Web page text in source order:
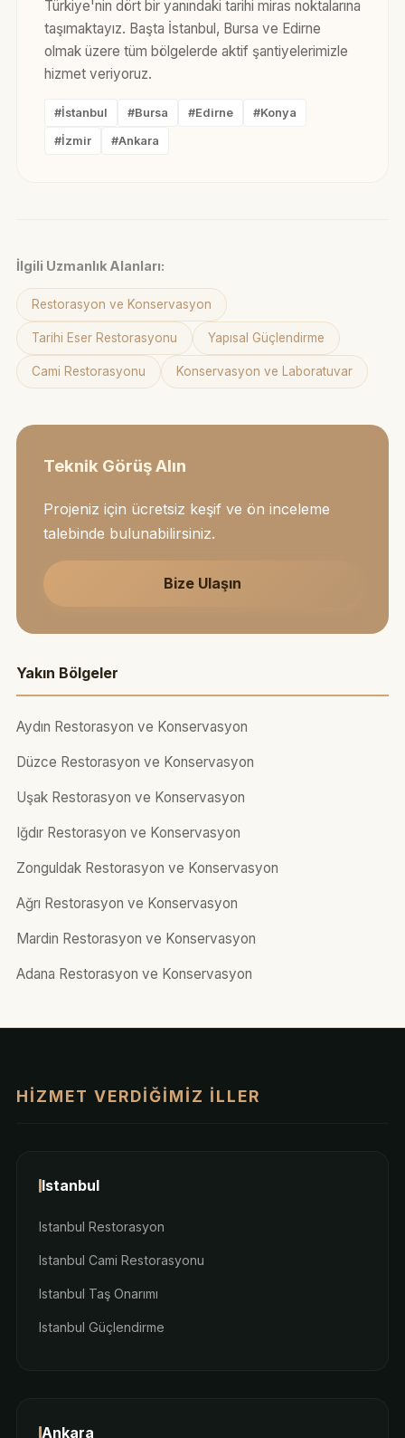
Türkiye'nin dört bir yanındaki tarihi miras noktalarına
taşımaktayız. Başta İstanbul, Bursa ve Edirne
olmak üzere tüm bölgelerde aktif şantiyelerimizle
hizmet veriyoruz.
#İstanbul #Bursa #Edirne #Konya
#İzmir #Ankara
İlgili Uzmanlık Alanları:
Restorasyon ve Konservasyon
Tarihi Eser Restorasyonu Yapısal Güçlendirme
Cami Restorasyonu Konservasyon ve Laboratuvar
Teknik Görüş Alın
Projeniz için ücretsiz keşif ve ön inceleme
talebinde bulunabilirsiniz.
Bize Ulaşın
Yakın Bölgeler
Aydın Restorasyon ve Konservasyon
Düzce Restorasyon ve Konservasyon
Uşak Restorasyon ve Konservasyon
Iğdır Restorasyon ve Konservasyon
Zonguldak Restorasyon ve Konservasyon
Ağrı Restorasyon ve Konservasyon
Mardin Restorasyon ve Konservasyon
Adana Restorasyon ve Konservasyon
HIZMET VERDIĞIMIZ İLLER
Istanbul
Istanbul Restorasyon
Istanbul Cami Restorasyonu
Istanbul Taş Onarımı
Istanbul Güçlendirme
Ankara